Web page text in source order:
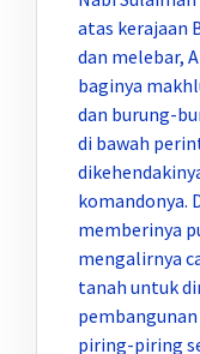
atas kerajaan
dan melebar,
baginya
dan burung-
di bawah
komandonya.
memberinya
mengalirnya
tanah untuk
piring-piring